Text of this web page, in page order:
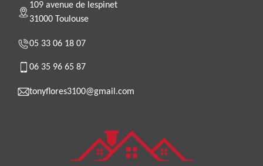
109 avenue de lespinet
31000 Toulouse
05 33 06 18 07
06 35 96 65 87
tonyflores3100@gmail.com